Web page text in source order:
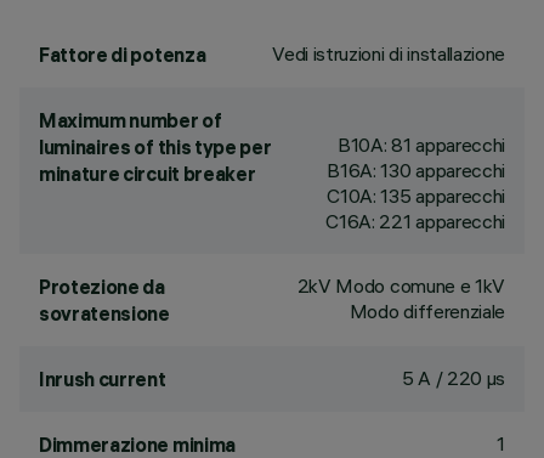
Fattore di potenza Vedi istruzioni di installazione
Maximum number of
luminaires of this type per
minature circuit breaker
B10A: 81 apparecchi
B16A: 130 apparecchi
C10A: 135 apparecchi
C16A: 221 apparecchi
Protezione da
sovratensione
2kV Modo comune e 1kV
Modo differenziale
Inrush current 5 A / 220 µs
Dimmerazione minima 1